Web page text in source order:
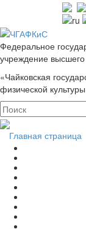
Федеральное
учреждение
«Чайковская
физической
Главная страница